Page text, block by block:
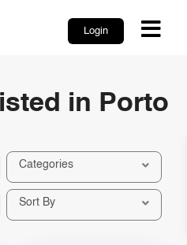
Login
in Porto
Categories
Sort By